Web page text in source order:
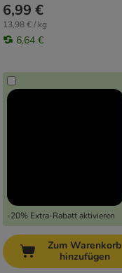
6,99 €
13,98 € / kg
6,64 €
-20% Extra-Rabatt aktivieren
Zum Warenkorb
hinzufügen